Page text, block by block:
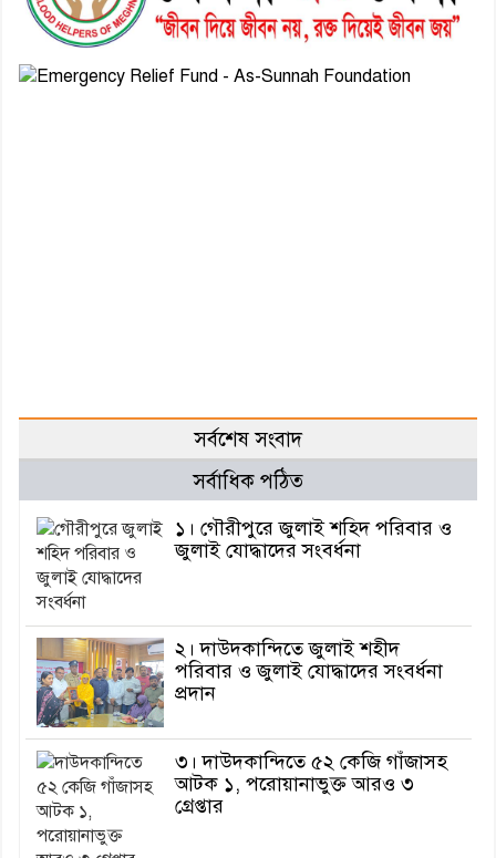
সর্বশেষ সংবাদ
সর্বাধিক পঠিত
১। গৌরীপুরে জুলাই শহিদ পরিবার ও
জুলাই যোদ্ধাদের সংবর্ধনা
২। দাউদকান্দিতে জুলাই শহীদ
পরিবার ও জুলাই যোদ্ধাদের সংবর্ধনা
প্রদান
৩। দাউদকান্দিতে ৫২ কেজি গাঁজাসহ
আটক ১, পরোয়ানাভুক্ত আরও ৩
গ্রেপ্তার